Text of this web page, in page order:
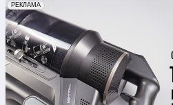
erid: 2VfnxxmNzs5
РЕКЛАМА